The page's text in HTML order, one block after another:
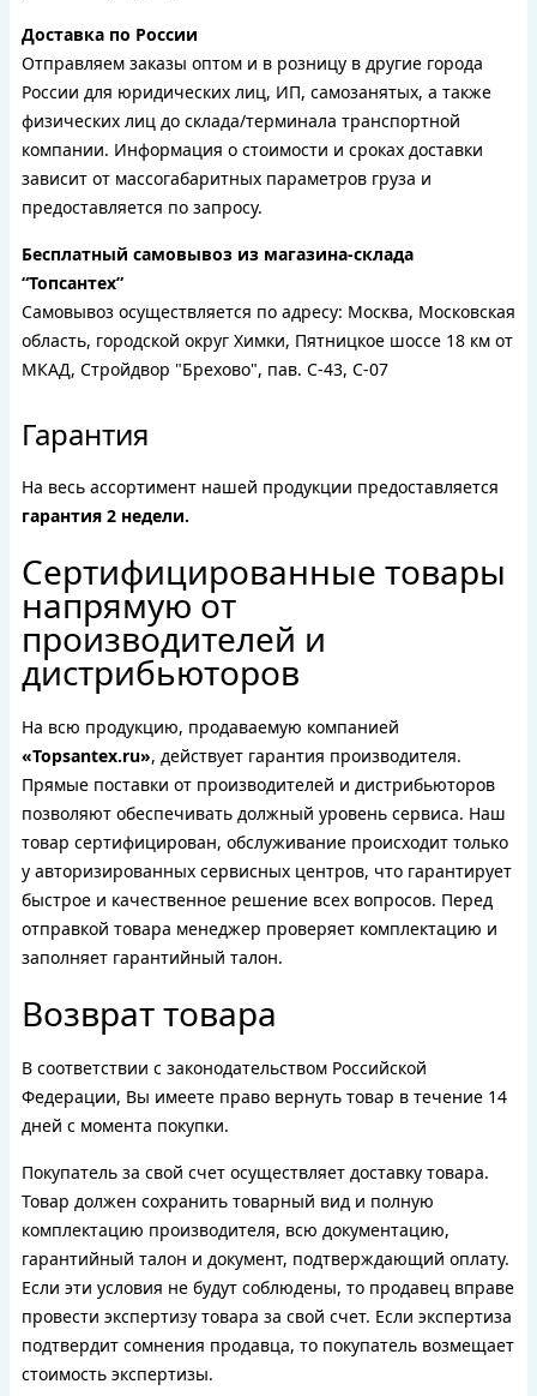
Доставка по России
Отправляем заказы оптом и в розницу в другие города
России для юридических лиц, ИП, самозанятых, а также
физических лиц до склада/терминала транспортной
компании. Информация о стоимости и сроках доставки
зависит от массогабаритных параметров груза и
предоставляется по запросу.
Бесплатный самовывоз из магазина-склада
“Топсантех”
Самовывоз осуществляется по адресу: Москва, Московская
область, городской округ Химки, Пятницкое шоссе 18 км от
МКАД, Стройдвор "Брехово", пав. С-43, С-07
Гарантия
На весь ассортимент нашей продукции предоставляется
гарантия 2 недели.
Сертифицированные товары
напрямую от
производителей и
дистрибьюторов
На всю продукцию, продаваемую компанией
«Topsantex.ru», действует гарантия производителя.
Прямые поставки от производителей и дистрибьюторов
позволяют обеспечивать должный уровень сервиса. Наш
товар сертифицирован, обслуживание происходит только
у авторизированных сервисных центров, что гарантирует
быстрое и качественное решение всех вопросов. Перед
отправкой товара менеджер проверяет комплектацию и
заполняет гарантийный талон.
Возврат товара
В соответствии с законодательством Российской
Федерации, Вы имеете право вернуть товар в течение 14
дней с момента покупки.
Покупатель за свой счет осуществляет доставку товара.
Товар должен сохранить товарный вид и полную
комплектацию производителя, всю документацию,
гарантийный талон и документ, подтверждающий оплату.
Если эти условия не будут соблюдены, то продавец вправе
провести экспертизу товара за свой счет. Если экспертиза
подтвердит сомнения продавца, то покупатель возмещает
стоимость экспертизы.